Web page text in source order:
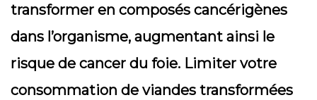
transformer en composés cancérigènes
dans l’organisme, augmentant ainsi le
risque de cancer du foie. Limiter votre
consommation de viandes transformées